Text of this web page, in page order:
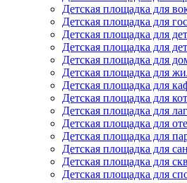
Детская площадка для
Детская площадка для
Детская площадка для
Детская площадка для
Детская площадка для
Детская площадка для
Детская площадка для
Детская площадка для
Детская площадка для
Детская площадка для
Детская площадка для
Детская площадка для
Детская площадка для
Детская площадка для